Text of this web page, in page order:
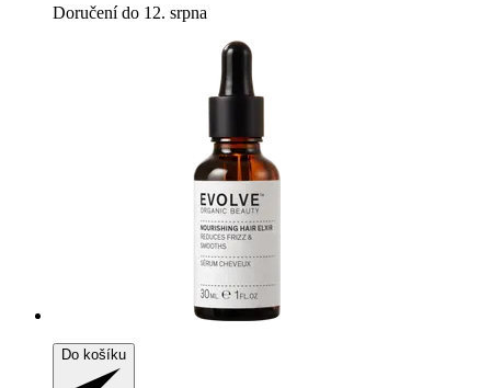
Doručení do 12. srpna
Do košíku